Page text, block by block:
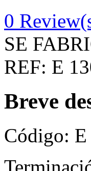
0
SE
REF: E
Breve
Código: